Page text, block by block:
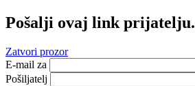
Pošalji ovaj link prijatelju.
Zatvori prozor
E-mail za
Pošiljatelj